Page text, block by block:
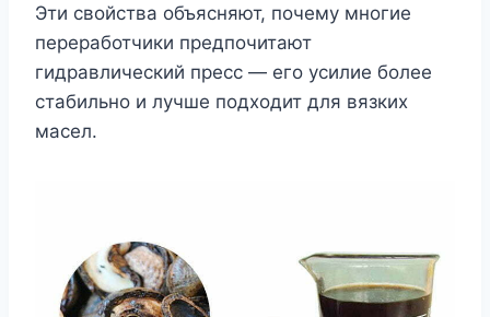
Эти свойства объясняют, почему многие
переработчики предпочитают
гидравлический пресс — его усилие более
стабильно и лучше подходит для вязких
масел.